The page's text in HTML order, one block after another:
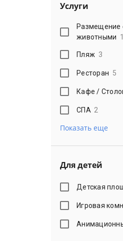
Услуги
Размещение
животными 1
Пляж 3
Ресторан 5
Кафе /
СПА 2
Показать еще
Для детей
Детская
Игровая